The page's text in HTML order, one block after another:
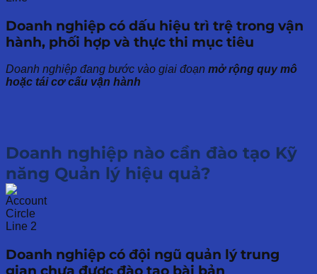
Doanh nghiệp có dấu hiệu trì trệ trong vận
hành, phối hợp và thực thi mục tiêu
Doanh nghiệp đang bước vào giai đoạn mở rộng quy mô
hoặc tái cơ cấu vận hành
Doanh nghiệp nào cần đào tạo Kỹ
năng Quản lý hiệu quả?
Doanh nghiệp có đội ngũ quản lý trung